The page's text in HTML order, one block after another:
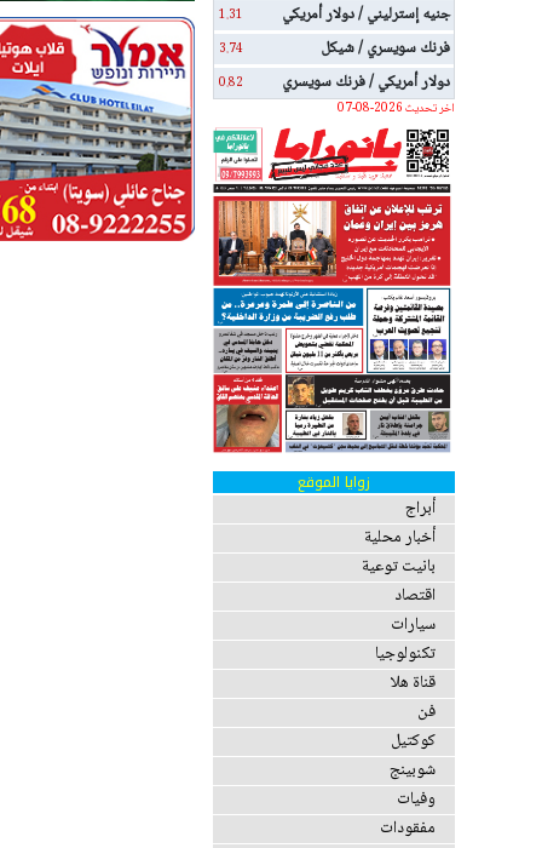
جنيه إسترليني / دولار أمريكي 1.31
فرنك سويسري / شيكل 3.74
دولار أمريكي / فرنك سويسري
0.82
اخر تحديث 2026-08-07
زوايا الموقع
أبراج
أخبار محلية
بانيت توعية
اقتصاد
سيارات
تكنولوجيا
قناة هلا
فن
كوكتيل
شوبينج
وفيات
مفقودات